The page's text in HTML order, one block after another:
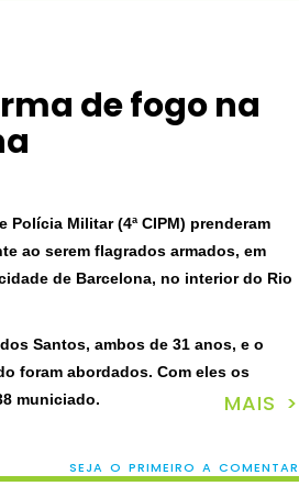
de fogo na
Polícia Militar (4ª CIPM) prenderam
ao serem flagrados armados, em
de Barcelona, no interior do Rio
Santos, ambos de 31 anos, e o
foram abordados. Com eles os
municiado.
MAIS >
SEJA O PRIMEIRO A COMENTAR